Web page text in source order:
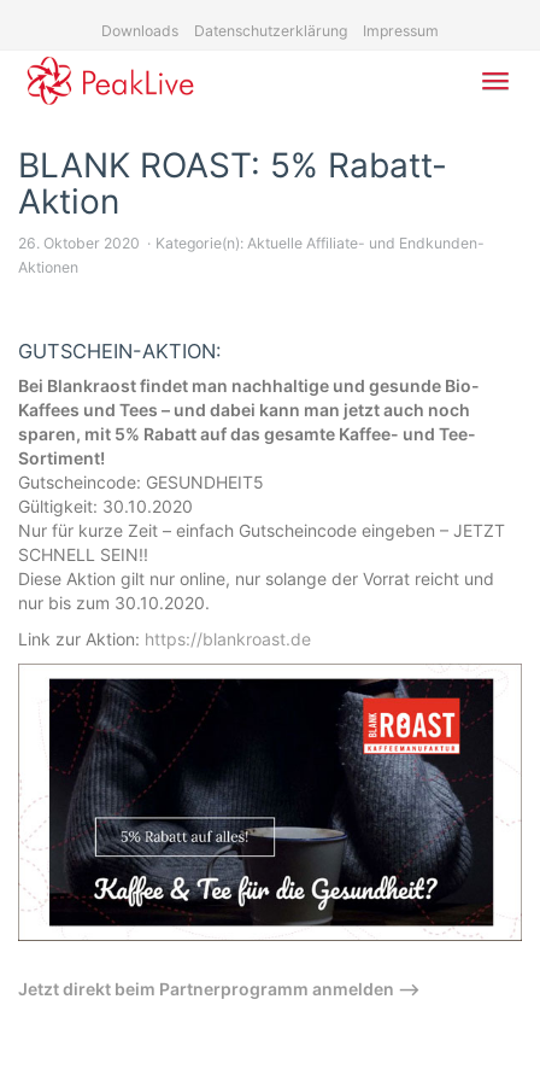
content
Downloads Datenschutzerklärung Impressum
BLANK ROAST: 5% Rabatt-
Aktion
26. Oktober 2020 Kategorie(n): Aktuelle Affiliate- und Endkunden-
Aktionen
GUTSCHEIN-AKTION:
Bei Blankraost findet man nachhaltige und gesunde Bio-
Kaffees und Tees – und dabei kann man jetzt auch noch
sparen, mit 5% Rabatt auf das gesamte Kaffee- und Tee-
Sortiment!
Gutscheincode: GESUNDHEIT5
Gültigkeit: 30.10.2020
Nur für kurze Zeit – einfach Gutscheincode eingeben – JETZT
SCHNELL SEIN!!
Diese Aktion gilt nur online, nur solange der Vorrat reicht und
nur bis zum 30.10.2020.
Link zur Aktion: https://blankroast.de
Jetzt direkt beim Partnerprogramm anmelden –>